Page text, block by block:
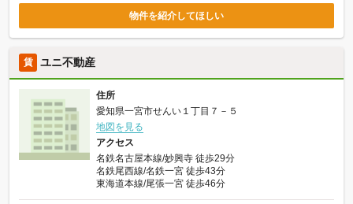
物件を紹介してほしい
賃 ユニ不動産
住所
愛知県一宮市せんい１丁目７－５
地図を見る
アクセス
名鉄名古屋本線/妙興寺 徒歩29分
名鉄尾西線/名鉄一宮 徒歩43分
東海道本線/尾張一宮 徒歩46分